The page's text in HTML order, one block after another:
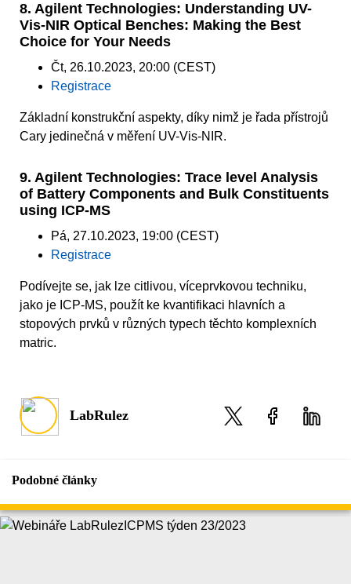
8. Agilent Technologies: Understanding UV-
Vis-NIR Optical Benches: Making the Best
Choice for Your Needs
Čt, 26.10.2023, 20:00 (CEST)
Registrace
Základní konstrukční aspekty, díky nimž je řada přístrojů
Cary jedinečná v měření UV-Vis-NIR.
9. Agilent Technologies: Trace level Analysis
of Battery Components and Bulk Constituents
using ICP-MS
Pá, 27.10.2023, 19:00 (CEST)
Registrace
Podívejte se, jak lze citlivou, víceprvkovou techniku,
jako je ICP-MS, použít ke kvantifikaci hlavních a
stopových prvků v různých typech těchto komplexních
matric.
LabRulez
Podobné články